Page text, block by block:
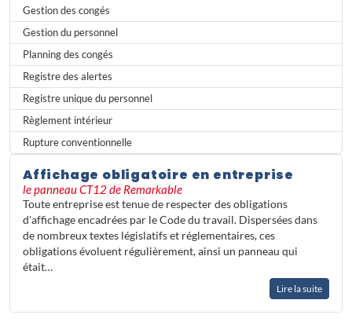
Gestion des congés
Gestion du personnel
Planning des congés
Registre des alertes
Registre unique du personnel
Règlement intérieur
Rupture conventionnelle
Affichage obligatoire en entreprise
le panneau CT12 de Remarkable
Toute entreprise est tenue de respecter des obligations
d'affichage encadrées par le Code du travail. Dispersées dans
de nombreux textes législatifs et réglementaires, ces
obligations évoluent régulièrement, ainsi un panneau qui
était…
Lire la suite